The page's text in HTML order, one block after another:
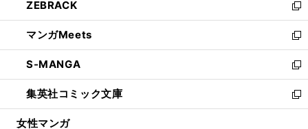
く
で
開
く
ド
ウ
で
開
く
ィ
ン
ド
ウ
で
開
く
い
ウ
ィ
ン
ド
ウ
で
開
ZEBRACK
新
し
い
ウ
ィ
ン
ド
ウ
マンガMeets
新
し
い
ウ
ィ
ン
S-MANGA
新
し
い
ウ
集英社コミック文庫
新
し
女性マンガ